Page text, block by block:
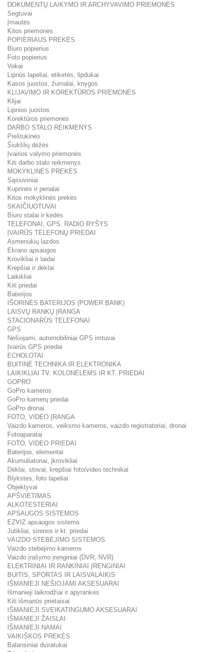
DOKUMENTŲ LAIKYMO IR ARCHYVAVIMO PRIEMONĖS
Segtuvai
Įmautės
Kitos priemonės
POPIERIAUS PREKĖS
Biuro popierius
Foto popierius
Vokai
Lipnūs lapeliai, etiketės, lipdukai
Kasos juostos, žurnalai, knygos
KLIJAVIMO IR KOREKTŪROS PRIEMONĖS
Klijai
Lipnios juostos
Korektūros priemonės
DARBO STALO REIKMENYS
Pieštukinės
Šiukšlių dėžės
Įvairios valymo priemonės
Kiti darbo stalo reikmenys
MOKYKLINĖS PREKĖS
Sąsiuviniai
Kuprinės ir penalai
Kitos mokyklinės prekės
SKAIČIUOTUVAI
Biuro stalai ir kėdės
TELEFONAI, GPS, RADIO RYŠYS
ĮVAIRŪS TELEFONŲ PRIEDAI
Asmenukių lazdos
Ekrano apsaugos
Krovikliai ir laidai
Krepšiai ir dėklai
Laikikliai
Kiti priedai
Baterijos
IŠORINĖS BATERIJOS (POWER BANK)
LAISVŲ RANKŲ ĮRANGA
STACIONARŪS TELEFONAI
GPS
Nešiojami, automobiliniai GPS imtuvai
Įvairūs GPS priedai
ECHOLOTAI
BUITINĖ TECHNIKA IR ELEKTRONIKA
LAIKIKLIAI TV, KOLONĖLĖMS IR KT. PRIEDAI
GOPRO
GoPro kameros
GoPro kamerų priedai
GoPro dronai
FOTO, VIDEO ĮRANGA
Vaizdo kameros, veiksmo kameros, vaizdo registratoriai, dronai
Fotoaparatai
FOTO, VIDEO PRIEDAI
Baterijos, elementai
Akumuliatoriai, įkrovikliai
Dėklai, stovai, krepšiai foto/video technikai
Blykstės, foto lapeliai
Objektyvai
APŠVIETIMAS
ALKOTESTERIAI
APSAUGOS SISTEMOS
EZVIZ apsaugos sistema
Jutikliai, sirenos ir kt. priedai
VAIZDO STEBĖJIMO SISTEMOS
Vaizdo stebėjimo kameros
Vaizdo įrašymo įrenginiai (DVR, NVR)
ELEKTRINIAI IR RANKINIAI ĮRENGINIAI
BUITIS, SPORTAS IR LAISVALAIKIS
IŠMANIEJI NEŠIOJAMI AKSESUARAI
Išmanieji laikrodžiai ir apyrankės
Kiti išmanūs prietaisai
IŠMANIEJI SVEIKATINGUMO AKSESUARAI
IŠMANIEJI ŽAISLAI
IŠMANIEJI NAMAI
VAIKIŠKOS PREKĖS
Balansiniai dviratukai